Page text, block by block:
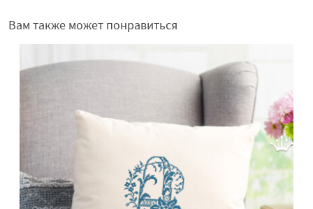
Вам также может понравиться